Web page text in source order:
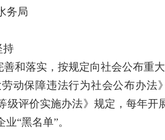
务局
持
和落实，按规定向社会公布重大
动保障违法行为社会公布办法
级评价实施办法》规定，每年
业“黑名单”。